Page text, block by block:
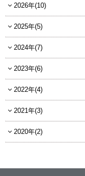
2026年(10)
2025年(5)
2024年(7)
2023年(6)
2022年(4)
2021年(3)
2020年(2)